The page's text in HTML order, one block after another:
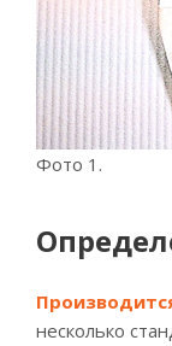
Фото 1.
несколько